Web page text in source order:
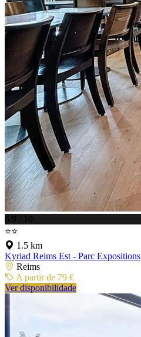
6.9 / 10
⭐⭐
1.5 km
Kyriad Reims Est - Parc Expositions
Reims
A partir de 79 €
Ver disponibilidade